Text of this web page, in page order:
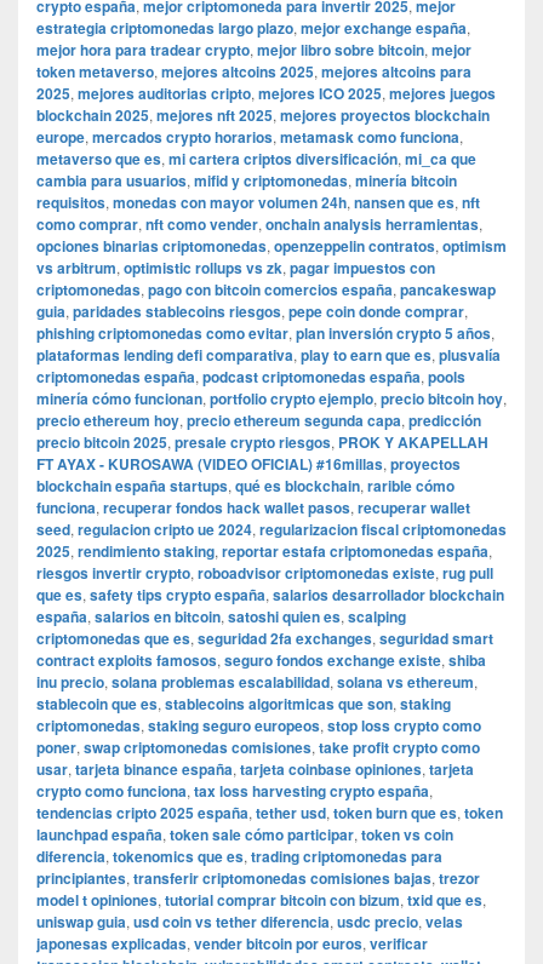
crypto españa, mejor criptomoneda para invertir 2025, mejor
estrategia criptomonedas largo plazo, mejor exchange españa,
mejor hora para tradear crypto, mejor libro sobre bitcoin, mejor
token metaverso, mejores altcoins 2025, mejores altcoins para
2025, mejores auditorias cripto, mejores ICO 2025, mejores juegos
blockchain 2025, mejores nft 2025, mejores proyectos blockchain
europe, mercados crypto horarios, metamask como funciona,
metaverso que es, mi cartera criptos diversificación, mi_ca que
cambia para usuarios, mifid y criptomonedas, minería bitcoin
requisitos, monedas con mayor volumen 24h, nansen que es, nft
como comprar, nft como vender, onchain analysis herramientas,
opciones binarias criptomonedas, openzeppelin contratos, optimism
vs arbitrum, optimistic rollups vs zk, pagar impuestos con
criptomonedas, pago con bitcoin comercios españa, pancakeswap
guia, paridades stablecoins riesgos, pepe coin donde comprar,
phishing criptomonedas como evitar, plan inversión crypto 5 años,
plataformas lending defi comparativa, play to earn que es, plusvalía
criptomonedas españa, podcast criptomonedas españa, pools
minería cómo funcionan, portfolio crypto ejemplo, precio bitcoin hoy,
precio ethereum hoy, precio ethereum segunda capa, predicción
precio bitcoin 2025, presale crypto riesgos, PROK Y AKAPELLAH
FT AYAX - KUROSAWA (VIDEO OFICIAL) #16millas, proyectos
blockchain españa startups, qué es blockchain, rarible cómo
funciona, recuperar fondos hack wallet pasos, recuperar wallet
seed, regulacion cripto ue 2024, regularizacion fiscal criptomonedas
2025, rendimiento staking, reportar estafa criptomonedas españa,
riesgos invertir crypto, roboadvisor criptomonedas existe, rug pull
que es, safety tips crypto españa, salarios desarrollador blockchain
españa, salarios en bitcoin, satoshi quien es, scalping
criptomonedas que es, seguridad 2fa exchanges, seguridad smart
contract exploits famosos, seguro fondos exchange existe, shiba
inu precio, solana problemas escalabilidad, solana vs ethereum,
stablecoin que es, stablecoins algoritmicas que son, staking
criptomonedas, staking seguro europeos, stop loss crypto como
poner, swap criptomonedas comisiones, take profit crypto como
usar, tarjeta binance españa, tarjeta coinbase opiniones, tarjeta
crypto como funciona, tax loss harvesting crypto españa,
tendencias cripto 2025 españa, tether usd, token burn que es, token
launchpad españa, token sale cómo participar, token vs coin
diferencia, tokenomics que es, trading criptomonedas para
principiantes, transferir criptomonedas comisiones bajas, trezor
model t opiniones, tutorial comprar bitcoin con bizum, txid que es,
uniswap guia, usd coin vs tether diferencia, usdc precio, velas
japonesas explicadas, vender bitcoin por euros, verificar